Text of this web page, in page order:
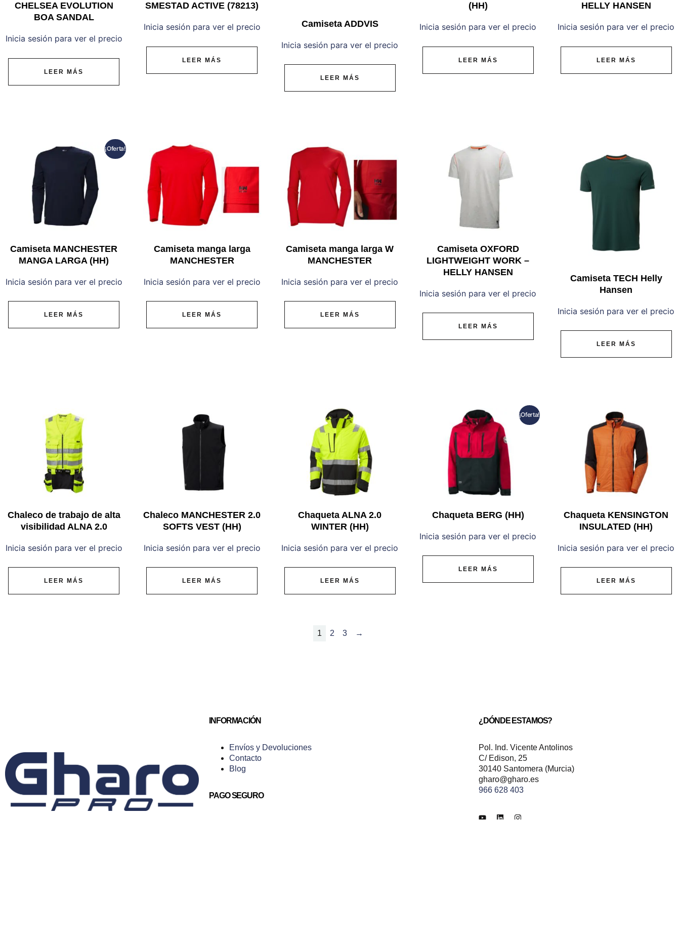
CHELSEA EVOLUTION
BOA SANDAL
Inicia sesión para ver el precio
LEER MÁS
SMESTAD ACTIVE (78213)
Inicia sesión para ver el precio
LEER MÁS
Camiseta ADDVIS
Inicia sesión para ver el precio
LEER MÁS
(HH)
Inicia sesión para ver el precio
LEER MÁS
HELLY HANSEN
Inicia sesión para ver el precio
LEER MÁS
¡Oferta!
Camiseta MANCHESTER
MANGA LARGA (HH)
Inicia sesión para ver el precio
LEER MÁS
Camiseta manga larga
MANCHESTER
Inicia sesión para ver el precio
LEER MÁS
Camiseta manga larga W
MANCHESTER
Inicia sesión para ver el precio
LEER MÁS
Camiseta OXFORD
LIGHTWEIGHT WORK –
HELLY HANSEN
Inicia sesión para ver el precio
LEER MÁS
Camiseta TECH Helly
Hansen
Inicia sesión para ver el precio
LEER MÁS
Chaleco de trabajo de alta
visibilidad ALNA 2.0
Inicia sesión para ver el precio
LEER MÁS
Chaleco MANCHESTER 2.0
SOFTS VEST (HH)
Inicia sesión para ver el precio
LEER MÁS
Chaqueta ALNA 2.0
WINTER (HH)
Inicia sesión para ver el precio
LEER MÁS
¡Oferta!
Chaqueta BERG (HH)
Inicia sesión para ver el precio
LEER MÁS
Chaqueta KENSINGTON
INSULATED (HH)
Inicia sesión para ver el precio
LEER MÁS
1 2 3 →
INFORMACIÓN
Envíos y Devoluciones
Contacto
Blog
PAGO SEGURO
¿DÓNDE ESTAMOS?
Pol. Ind. Vicente Antolinos
C/ Edison, 25
30140 Santomera (Murcia)
gharo@gharo.es
966 628 403